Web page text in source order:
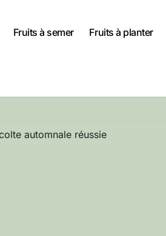
Fruits à semer Fruits à planter
automnale réussie